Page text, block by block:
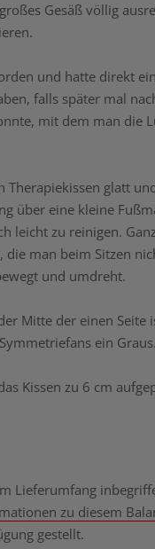
Gesäß völlig
und hatte direkt
falls später mal
mit dem man die
glatt
über eine kleine
leicht zu reinigen.
man beim Sitzen
und umdreht.
Mitte der einen Seite
ein Graus.
Kissen zu 6 cm
Lieferumfang
zu diesem
gestellt.